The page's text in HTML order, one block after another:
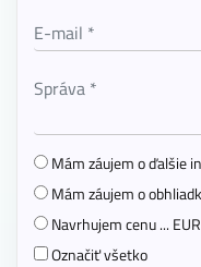
Mám záujem o ďalšie
Mám záujem o
Navrhujem cenu ...
Označiť všetko